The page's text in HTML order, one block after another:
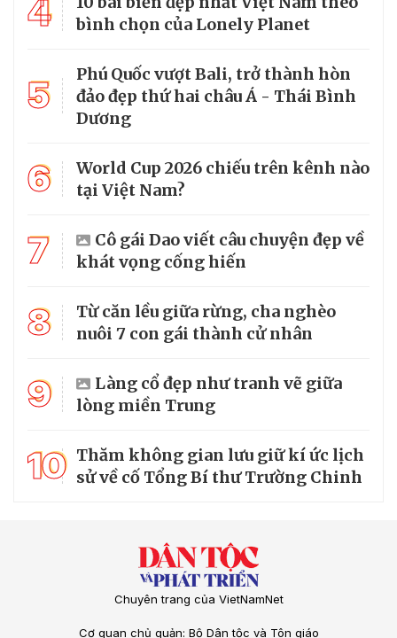
4
bình chọn của Lonely Planet
5
Phú Quốc vượt Bali, trở thành hòn
đảo đẹp thứ hai châu Á - Thái Bình
Dương
6
World Cup 2026 chiếu trên kênh nào
tại Việt Nam?
7
Cô gái Dao viết câu chuyện đẹp về
khát vọng cống hiến
8
Từ căn lều giữa rừng, cha nghèo
nuôi 7 con gái thành cử nhân
9
Làng cổ đẹp như tranh vẽ giữa
lòng miền Trung
10 Thăm không gian lưu giữ kí ức lịch
sử về cố Tổng Bí thư Trường Chinh
Chuyên trang của VietNamNet
Cơ quan chủ quản: Bộ Dân tộc và Tôn giáo